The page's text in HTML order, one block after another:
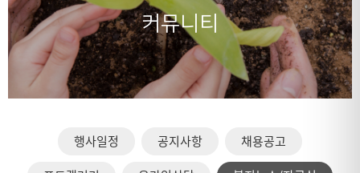
커뮤니티
행사일정 공지사항
채용공고